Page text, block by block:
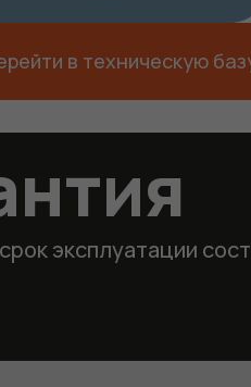
в техническую
эксплуатации